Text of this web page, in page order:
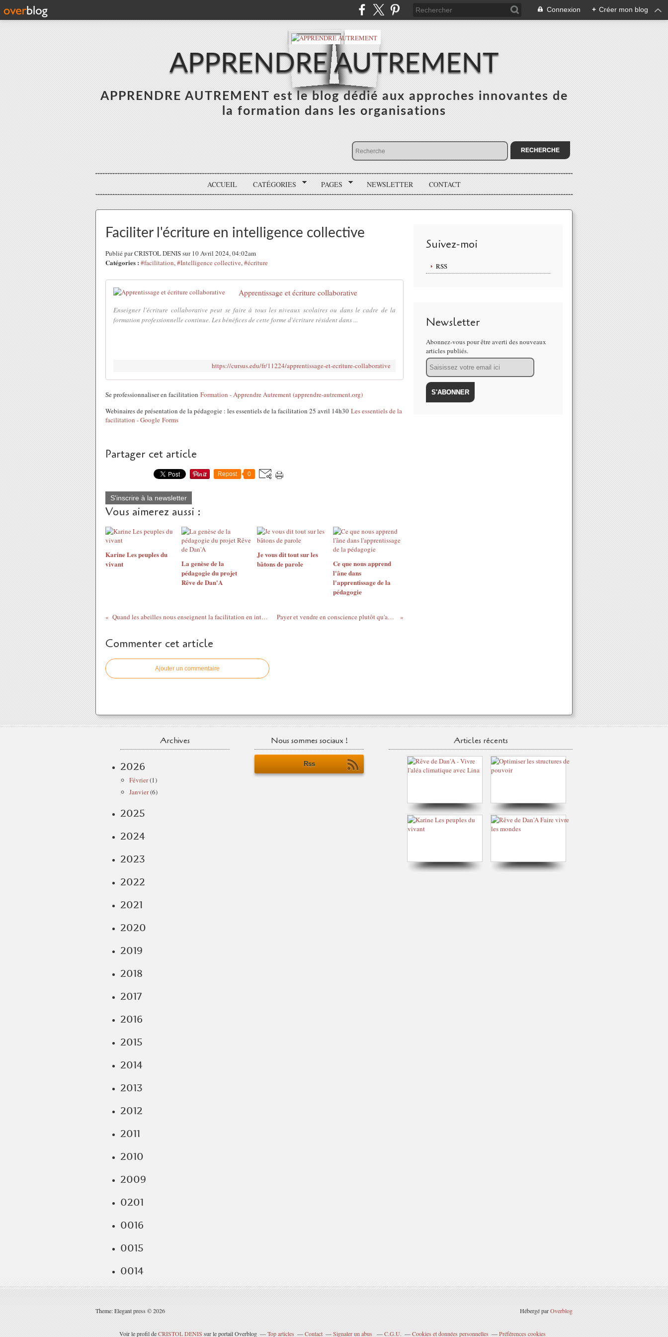
Connexion + Créer mon blog
APPRENDRE AUTREMENT
APPRENDRE AUTREMENT est le blog dédié aux approches innovantes de
la formation dans les organisations
ACCUEIL CATÉGORIES PAGES NEWSLETTER CONTACT
Faciliter l'écriture en intelligence collective
Publié par CRISTOL DENIS sur 10 Avril 2024, 04:02am
Catégories : #facilitation,#Intelligence collective,#écriture
Apprentissage et écriture collaborative
Enseigner l'écriture collaborative peut se faire à tous les niveaux scolaires ou dans le cadre de la
formation professionnelle continue. Les bénéfices de cette forme d'écriture résident dans ...
https://cursus.edu/fr/11224/apprentissage-et-ecriture-collaborative
Se professionnaliser en facilitation Formation - Apprendre Autrement (apprendre-autrement.org)
Webinaires de présentation de la pédagogie : les essentiels de la facilitation 25 avril 14h30 Les essentiels de la
facilitation - Google Forms
Partager cet article
Repost 0
S'inscrire à la newsletter
Vous aimerez aussi :
Karine Les peuples du
vivant
La genèse de la
pédagogie du projet
Rêve de Dan'A
Je vous dit tout sur les
bâtons de parole
Ce que nous apprend
l'âne dans
l'apprentissage de la
pédagogie
Quand les abeilles nous enseignent la facilitation en intelligence collective Payer et vendre en conscience plutôt qu'acheter et vendre
Commenter cet article
Ajouter un commentaire
Suivez-moi
RSS
Newsletter
Abonnez-vous pour être averti des nouveaux
articles publiés.
Email
Archives
2026
Février(1)
Janvier(6)
2025
2024
2023
2022
2021
2020
2019
2018
2017
2016
2015
2014
2013
2012
2011
2010
2009
0201
0016
0015
0014
Nous sommes sociaux !
Rss
Articles récents
Theme: Elegant press © 2026 Hébergé parOverblog
Voir le profil deCRISTOL DENIS sur le portail Overblog Top articles Contact Signaler un abus C.G.U. Cookies et données personnelles Préférences cookies